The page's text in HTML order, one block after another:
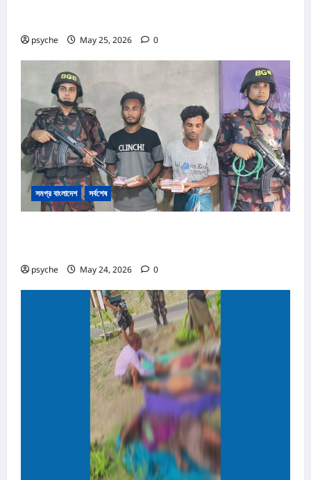
psyche May 25, 2026 0
সমগ্র বাংলাদেশ সর্বশেষ
psyche May 24, 2026 0